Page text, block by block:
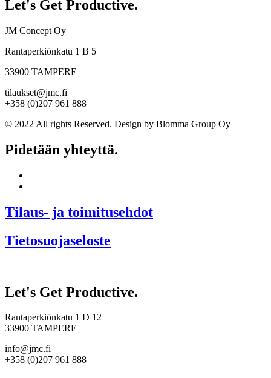
Let's Get Productive.
JM Concept Oy
Rantaperkiönkatu 1 B 5
33900 TAMPERE
tilaukset@jmc.fi
+358 (0)207 961 888
© 2022 All rights Reserved. Design by Blomma Group Oy
Pidetään yhteyttä.
Tilaus- ja toimitusehdot
Tietosuojaseloste
Let's Get Productive.
Rantaperkiönkatu 1 D 12
33900 TAMPERE
info@jmc.fi
+358 (0)207 961 888